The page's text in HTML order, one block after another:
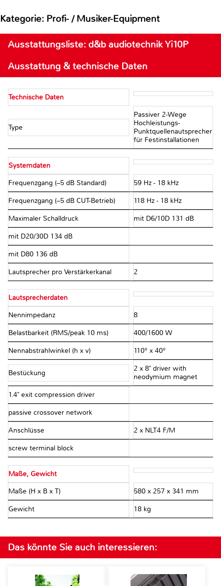
Kategorie: Profi- / Musiker-Equipment
Ausstattungsliste: d&b audiotechnik Yi10P
Ausstattung & technische Daten
Technische Daten
Type
Passiver 2-Wege
Hochleistungs-
Punktquellenautsprecher
für Festinstallationen
Systemdaten
Frequenzgang (–5 dB Standard) 59 Hz - 18 kHz
Frequenzgang (–5 dB CUT-Betrieb) 118 Hz - 18 kHz
Maximaler Schalldruck mit D6/10D 131 dB
mit D20/30D 134 dB
mit D80 136 dB
Lautsprecher pro Verstärkerkanal 2
Lautsprecherdaten
Nennimpedanz 8 Ω
Belastbarkeit (RMS/peak 10 ms) 400/1600 W
Nennabstrahlwinkel (h x v) 110° x 40°
Bestückung
2 x 8" driver with
neodymium magnet
1.4" exit compression driver
passive crossover network
Anschlüsse 2 x NLT4 F/M
screw terminal block
Maße, Gewicht
Maße (H x B x T) 580 x 257 x 341 mm
Gewicht 18 kg
Das könnte Sie auch interessieren: